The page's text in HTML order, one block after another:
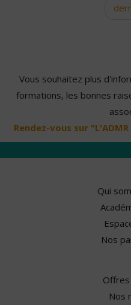
Vous souhaitez plus
formations, les bonnes
Rendez-vous sur
Qui
Nos
Nos